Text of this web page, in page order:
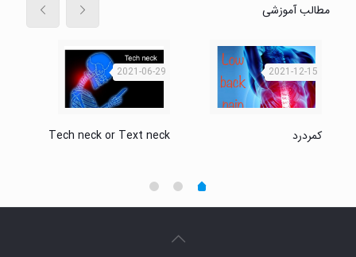
مطالب آموزشی
2021-12-15
کمردرد
2021-06-29
Tech neck or Text neck